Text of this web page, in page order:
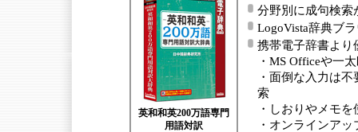
英和和英200万語専門
用語対訳
分野別に成句検索
LogoVista辞典ブ
携帯電子辞書より
・MS Officeや一
・面倒な入力は
索
・しおりやメモ
・オンラインア